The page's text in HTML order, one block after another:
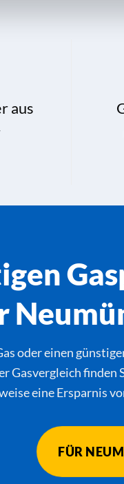
aus
oder einen
Gasvergleich finden
eine Ersparnis
FÜR